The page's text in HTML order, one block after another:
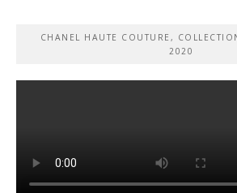
CHANEL HAUTE COUTURE,
2020